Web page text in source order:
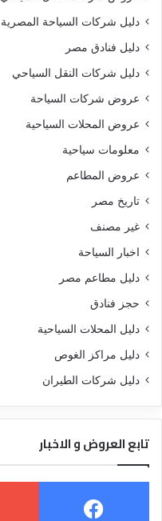
دليل شركات السياحة المصرية
دليل فنادق مصر
دليل شركات النقل السياحي
عروض شركات السياحة
عروض المحلات السياحية
معلومات سياحية
عروض المطاعم
تاريخ مصر
غير مصنف
اخبار السياحة
دليل مطاعم مصر
حجز فنادق
دليل المحلات السياحية
دليل مراكز الغوص
دليل شركات الطيران
تابع العروض و الاخبار